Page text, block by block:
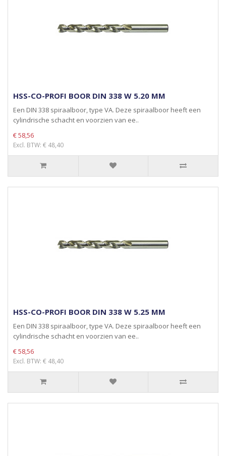
HSS-CO-PROFI BOOR DIN 338 W 5.20 MM
Een DIN 338 spiraalboor, type VA. Deze spiraalboor heeft een
cylindrische schacht en voorzien van ee..
€ 58,56
Excl. BTW: € 48,40
HSS-CO-PROFI BOOR DIN 338 W 5.25 MM
Een DIN 338 spiraalboor, type VA. Deze spiraalboor heeft een
cylindrische schacht en voorzien van ee..
€ 58,56
Excl. BTW: € 48,40